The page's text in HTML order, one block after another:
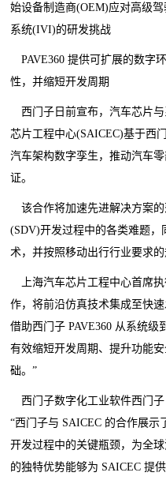
始设备制造商(OEM)应对高级
系统(IVI)的研发挑战
PAVE360 提供可扩展的数字
性，并缩短开发周期
西门子日前宣布，汽车芯片
芯片工程中心(SAICEC)基于西
汽车架构数字孪生，推动汽车
证。
该合作将加速先进解决方案
(SDV)开发过程中的各类难题
术，并按照移动出行行业要求
上海汽车芯片工程中心首席
作，将前沿仿真技术集成至快
借助西门子 PAVE360 从系统
有效缩短开发周期、提升功能
础。”
西门子数字化工业软件西门
“西门子与 SAICEC 的合作展
开发过程中的关键瓶颈，为全
的独特优势能够为 SAICEC 提